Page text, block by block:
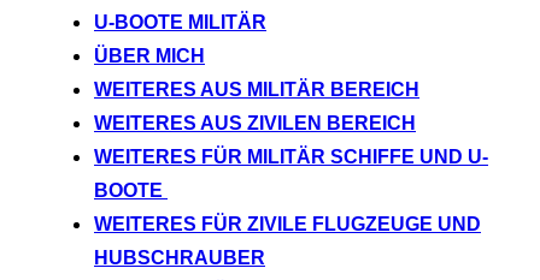
U-BOOTE MILITÄR
ÜBER MICH
WEITERES AUS MILITÄR BEREICH
WEITERES AUS ZIVILEN BEREICH
WEITERES FÜR MILITÄR SCHIFFE UND U-
BOOTE
WEITERES FÜR ZIVILE FLUGZEUGE UND
HUBSCHRAUBER